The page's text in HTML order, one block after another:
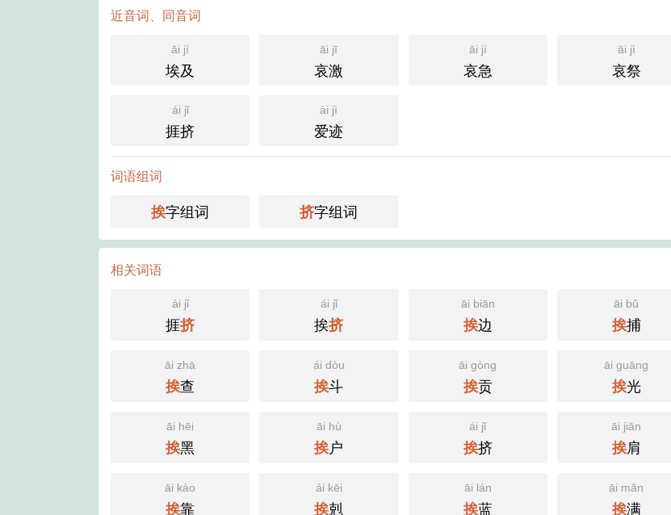
近音词、同音词
āi jí
埃及
āi jī
哀激
āi jí
哀急
āi jì
哀祭
ái jǐ
捱挤
ài jì
爱迹
词语组词
挨字组词 挤字组词
相关词语
ái jǐ
捱挤
ái jǐ
挨挤
āi biān
挨边
āi bǔ
挨捕
āi zhā
挨查
ái dòu
挨斗
āi gòng
挨贡
āi guāng
挨光
āi hēi
挨黑
āi hù
挨户
ái jǐ
挨挤
āi jiān
挨肩
āi kào
挨靠
ái kēi
挨剋
āi lán
挨蓝
āi mǎn
挨满